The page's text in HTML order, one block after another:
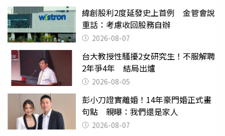
緯創股利2度延發史上首例 金管會說
重話：考慮收回股務自辦
2026-08-07
台大教授性騷擾2女研究生！不服解聘
2年爭4年 結局出爐
2026-08-05
彭小刀證實離婚！14年豪門婚正式畫
句點 親曝：我們還是家人
2026-08-07